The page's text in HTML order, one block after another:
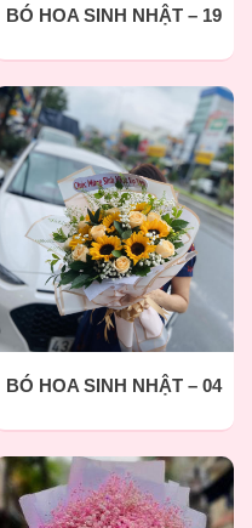
BÓ HOA SINH NHẬT – 19
BÓ HOA SINH NHẬT – 04